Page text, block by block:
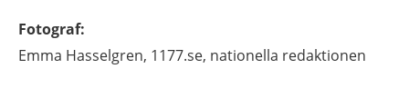
Fotograf:
Emma Hasselgren, 1177.se, nationella redaktionen